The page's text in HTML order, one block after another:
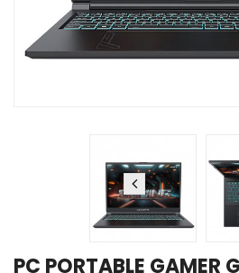
PC PORTABLE GAMER